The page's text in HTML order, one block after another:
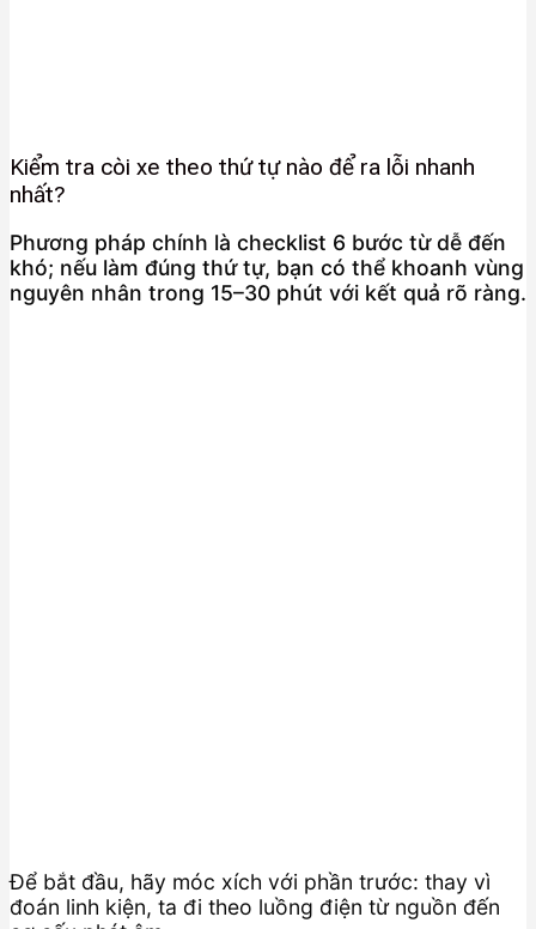
Kiểm tra còi xe theo thứ tự nào để ra lỗi nhanh
nhất?
Phương pháp chính là checklist 6 bước từ dễ đến
khó; nếu làm đúng thứ tự, bạn có thể khoanh vùng
nguyên nhân trong 15–30 phút với kết quả rõ ràng.
Để bắt đầu, hãy móc xích với phần trước: thay vì
đoán linh kiện, ta đi theo luồng điện từ nguồn đến